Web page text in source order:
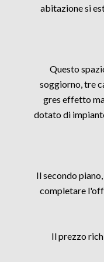
abitazione si
Questo
soggiorno, tre
gres effetto
dotato di
Il secondo
completare
Il prezzo